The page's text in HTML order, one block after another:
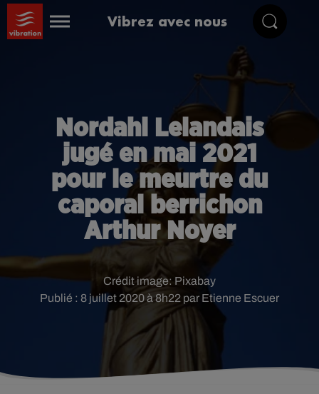
Vibrez avec nous
Nordahl Lelandais
jugé en mai 2021
pour le meurtre du
caporal berrichon
Arthur Noyer
Publié : 8 juillet 2020 à 8h22 par Etienne Escuer
Crédit image: Pixabay